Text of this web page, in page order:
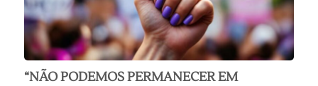
“NÃO PODEMOS PERMANECER EM